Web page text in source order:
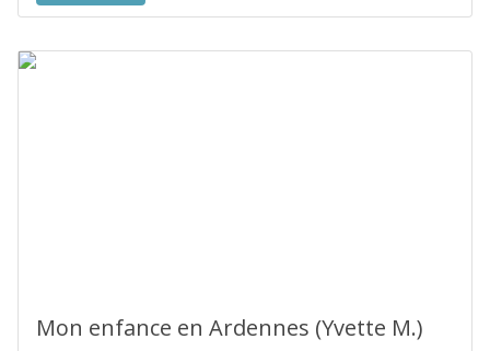
Mon enfance en Ardennes (Yvette M.)